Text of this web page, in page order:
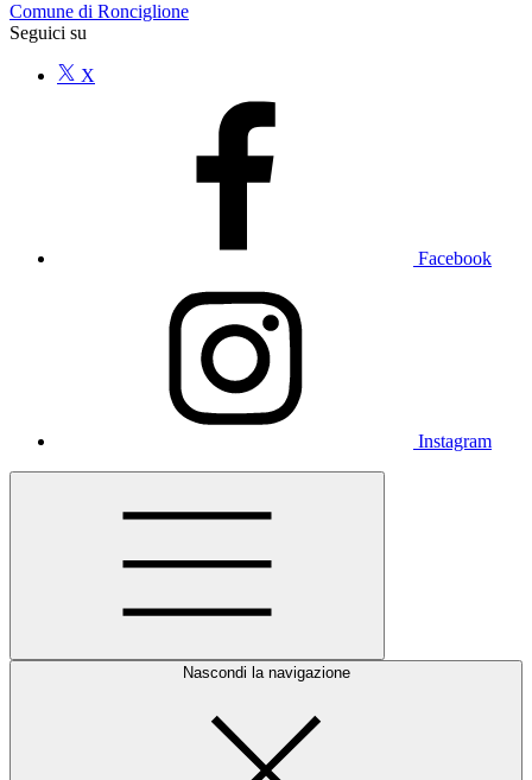
Comune di Ronciglione
Seguici su
X
Facebook
Instagram
Nascondi la navigazione